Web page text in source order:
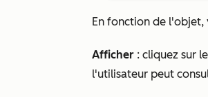
En fonction de l'objet,
Afficher : cliquez sur le
l'utilisateur peut